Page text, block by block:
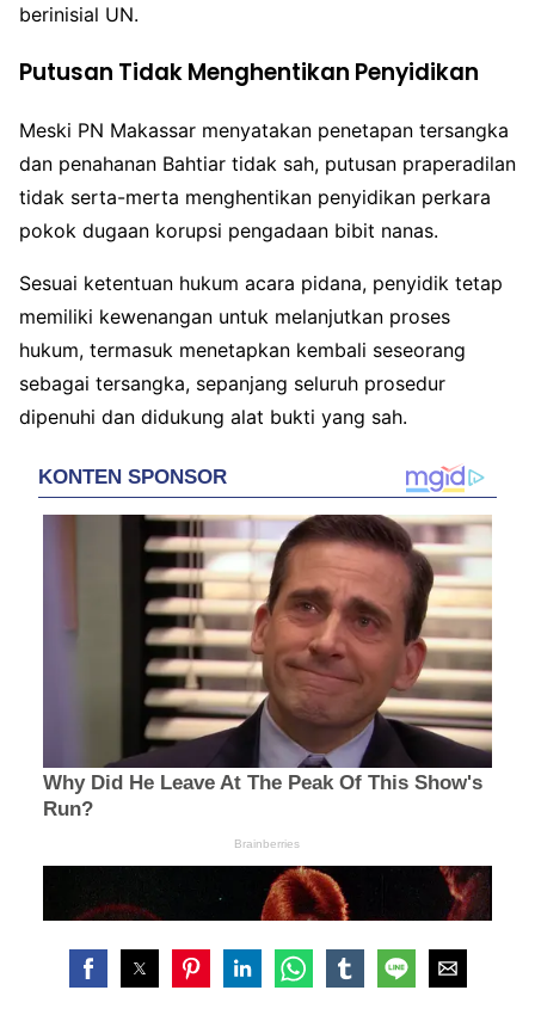
berinisial UN.
Putusan Tidak Menghentikan Penyidikan
Meski PN Makassar menyatakan penetapan tersangka
dan penahanan Bahtiar tidak sah, putusan praperadilan
tidak serta-merta menghentikan penyidikan perkara
pokok dugaan korupsi pengadaan bibit nanas.
Sesuai ketentuan hukum acara pidana, penyidik tetap
memiliki kewenangan untuk melanjutkan proses
hukum, termasuk menetapkan kembali seseorang
sebagai tersangka, sepanjang seluruh prosedur
dipenuhi dan didukung alat bukti yang sah.